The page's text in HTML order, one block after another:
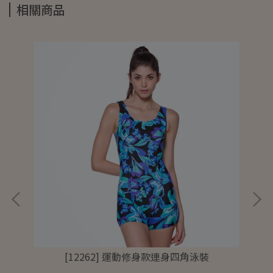
相關商品
[12262] 運動修身款連身四角泳裝